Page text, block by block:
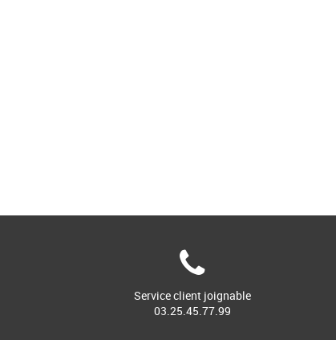
Service client joignable
03.25.45.77.99